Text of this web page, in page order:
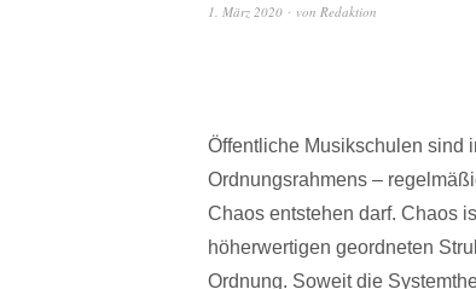
1. März 2020 von Redaktion
Öffentliche Musikschulen sind
Ordnungsrahmens –
Chaos entstehen darf. Chaos
höherwertigen geordneten
Ordnung. Soweit die